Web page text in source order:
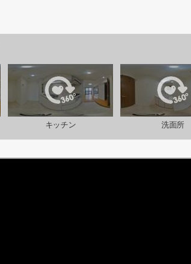
キッチン 洗面所